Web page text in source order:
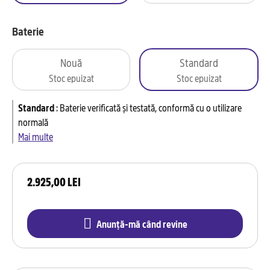
2.925,00 LEI
Anunță-mă când revine
Baterie
Nouă
Stoc epuizat
Standard
Stoc epuizat
Standard:Baterie verificată și testată, conformă cu o utilizare
normală
Mai multe